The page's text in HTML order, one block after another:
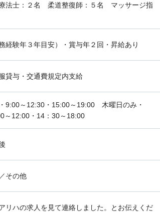
法士：２名 柔道整復師：５名 マッサージ指
経験年３年目安）・賞与年２回・昇給あり
貸与・交通費規定内支給
9:00～12:30・15:00～19:00 木曜日のみ・
～12:00・14：30～18:00
その他
の求人を見て連絡しました。とお伝えくだ